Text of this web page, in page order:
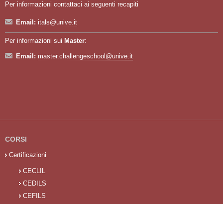
Per informazioni contattaci ai seguenti recapiti
Email: itals@unive.it
Per informazioni sui Master:
Email: master.challengeschool@unive.it
CORSI
Certificazioni
CECLIL
CEDILS
CEFILS